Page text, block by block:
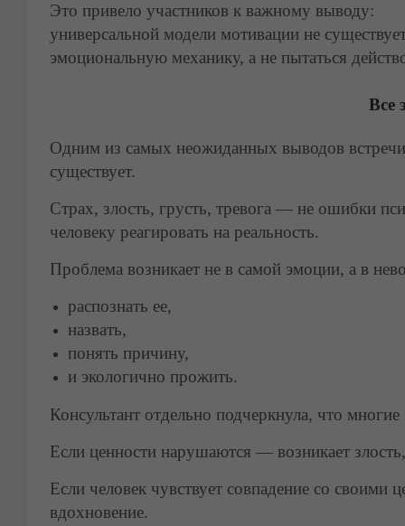
Это привело участников к важному выводу:
универсальной модели мотивации не
эмоциональную механику, а не пытаться
Все
Одним из самых неожиданных выводов
существует.
Страх, злость, грусть, тревога — не ошибки
человеку реагировать на реальность.
Проблема возникает не в самой эмоции, а в
распознать ее,
назвать,
понять причину,
и экологично прожить.
Консультант отдельно подчеркнула, что
Если ценности нарушаются — возникает
Если человек чувствует совпадение со
вдохновение.